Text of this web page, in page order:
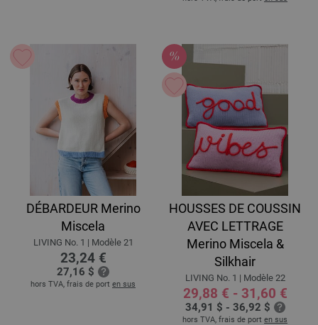
DÉBARDEUR Merino
Miscela
LIVING No. 1 | Modèle 21
23,24 €
27,16 $
hors TVA, frais de port en sus
HOUSSES DE COUSSIN
AVEC LETTRAGE
Merino Miscela &
Silkhair
LIVING No. 1 | Modèle 22
29,88 € - 31,60 €
34,91 $ - 36,92 $
hors TVA, frais de port en sus